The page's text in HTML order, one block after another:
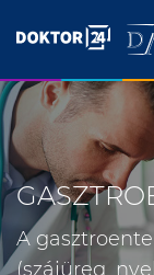
A
(szájüreg,